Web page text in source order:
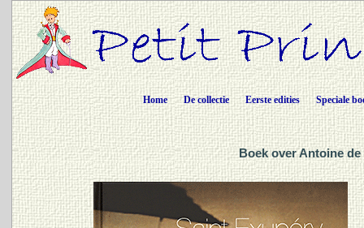
Home De collectie Eerste edities Speciale
Boek over Antoine